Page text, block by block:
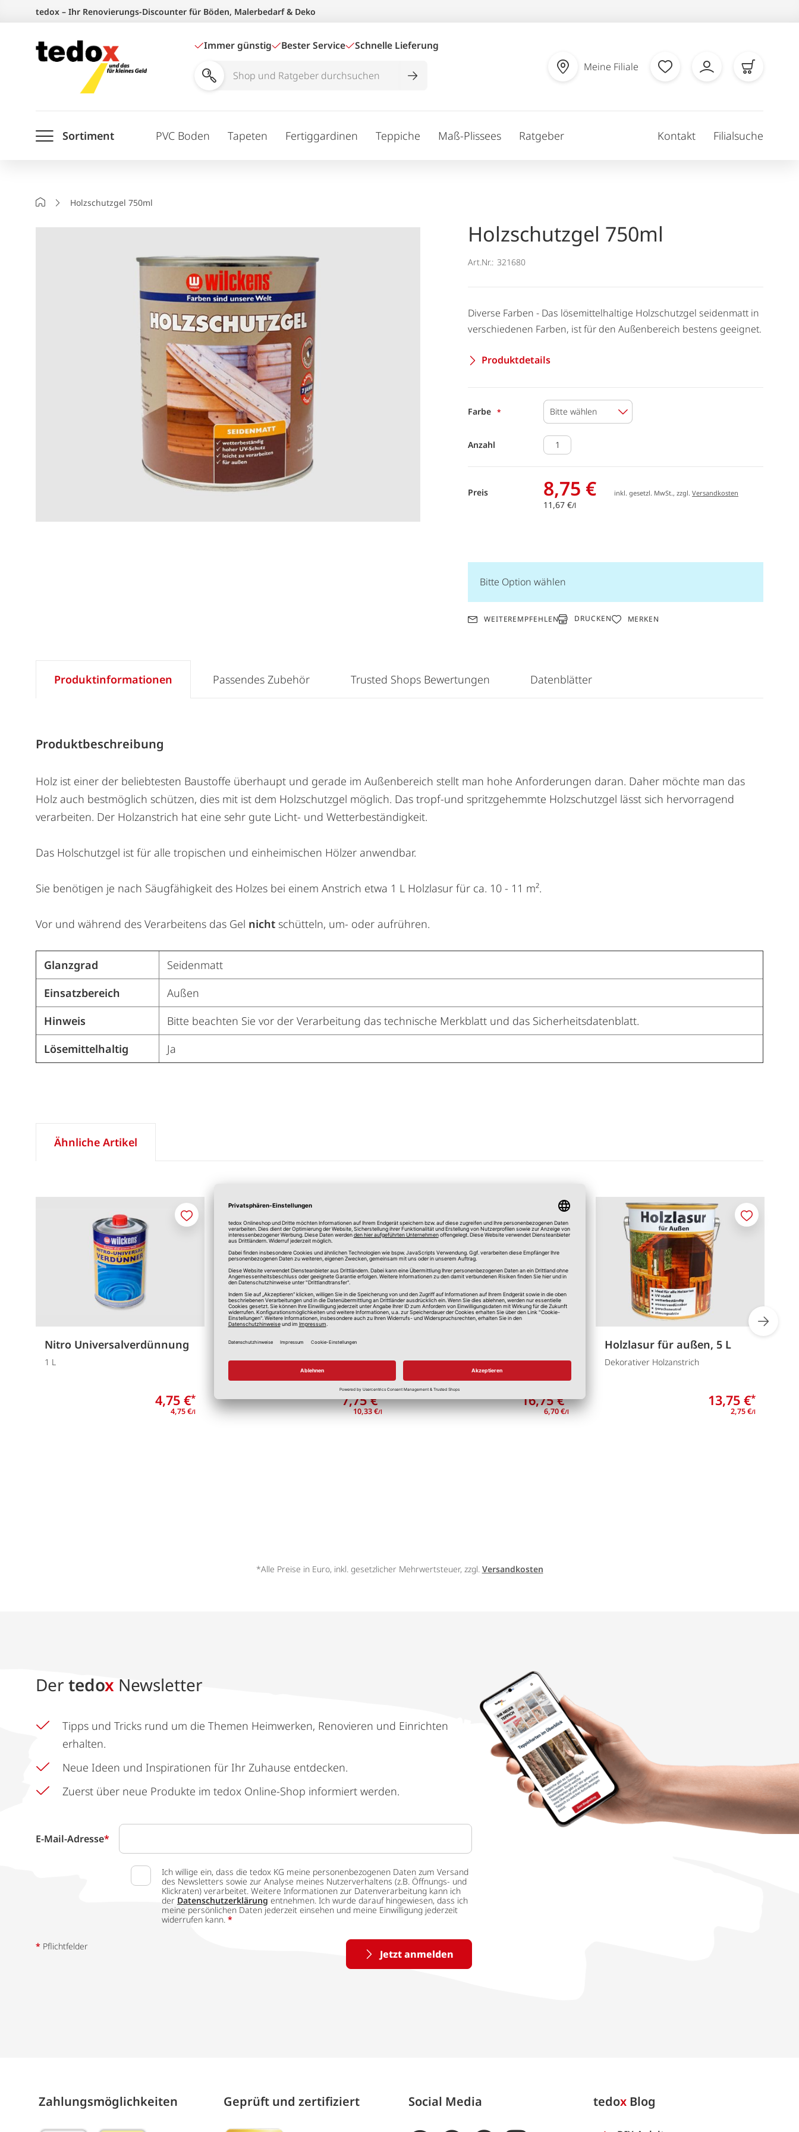
springen
tedox – Ihr Renovierungs-Discounter für Böden, Malerbedarf & Deko
Immer günstig Bester Service Schnelle Lieferung
Shop
durchsuchen
Meine Filiale
Sortiment PVC Boden Tapeten Fertiggardinen Teppiche Maß-Plissees Ratgeber Kontakt Filialsuche
StartseiteHolzschutzgel 750ml
Holzschutzgel 750ml
Art.Nr.: 321680
Diverse Farben - Das lösemittelhaltige Holzschutzgel seidenmatt in
verschiedenen Farben, ist für den Außenbereich bestens geeignet.
Produktdetails
Farbe Bitte wählen
Anzahl
Preis 8,75 €
11,67 €/l
inkl. gesetzl. MwSt., zzgl.Versandkosten
Bitte Option wählen
WEITEREMPFEHLEN DRUCKEN MERKEN
Produktinformationen
Produktbeschreibung
Holz ist einer der beliebtesten Baustoffe überhaupt und gerade im Außenbereich stellt man hohe Anforderungen daran. Daher möchte man das
Holz auch bestmöglich schützen, dies mit ist dem Holzschutzgel möglich. Das tropf-und spritzgehemmte Holzschutzgel lässt sich hervorragend
verarbeiten. Der Holzanstrich hat eine sehr gute Licht- und Wetterbeständigkeit.
Das Holschutzgel ist für alle tropischen und einheimischen Hölzer anwendbar.
Sie benötigen je nach Säugfähigkeit des Holzes bei einem Anstrich etwa 1 L Holzlasur für ca. 10 - 11 m².
Vor und während des Verarbeitens das Gel nicht schütteln, um- oder aufrühren.
Glanzgrad
Seidenmatt
Einsatzbereich
Außen
Hinweis
Bitte beachten Sie vor der Verarbeitung das technische Merkblatt und das Sicherheitsdatenblatt.
Lösemittelhaltig
Ja
Passendes Zubehör Trusted Shops Bewertungen Datenblätter
Ähnliche Artikel
Nitro Universalverdünnung
1 L
4,75 €*
4,75 €/l
Merken
Holzlasur 750 ml
Diverse Farben
7,75 €*
10,33 €/l
Merken
Diverse Farben
16,75 €*
6,70 €/l
Merken
Holzlasur für außen, 5 L
Dekorativer Holzanstrich
13,75 €*
2,75 €/l
Merken
*Alle Preise in Euro, inkl. gesetzlicher Mehrwertsteuer, zzgl. Versandkosten
Der tedox Newsletter
Tipps und Tricks rund um die Themen Heimwerken, Renovieren und Einrichten
erhalten.
Neue Ideen und Inspirationen für Ihr Zuhause entdecken.
Zuerst über neue Produkte im tedox Online-Shop informiert werden.
E-Mail-Adresse*
Ich willige ein, dass die tedox KG meine personenbezogenen Daten zum Versand
des Newsletters sowie zur Analyse meines Nutzerverhaltens (z.B. Öffnungs- und
Klickraten) verarbeitet. Weitere Informationen zur Datenverarbeitung kann ich
der Datenschutzerklärung entnehmen. Ich wurde darauf hingewiesen, dass ich
meine persönlichen Daten jederzeit einsehen und meine Einwilligung jederzeit
widerrufen kann. *
Jetzt anmelden
* Pflichtfelder
Zahlungs­möglich­keiten Geprüft und zertifiziert Social Media tedox Blog